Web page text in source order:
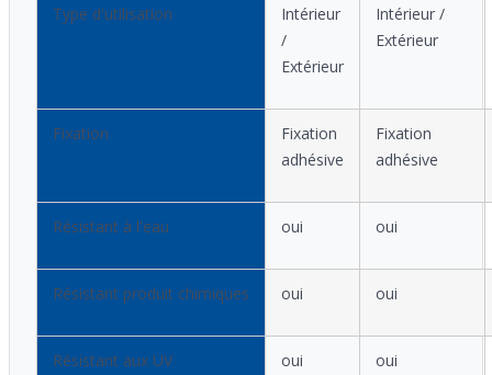
Type d'utilisation
Intérieur
/
Extérieur
Intérieur /
Extérieur
Fixation
Fixation
adhésive
Fixation
adhésive
Résistant à l'eau oui oui
Résistant produit chimiques oui oui
Résistant aux UV oui oui